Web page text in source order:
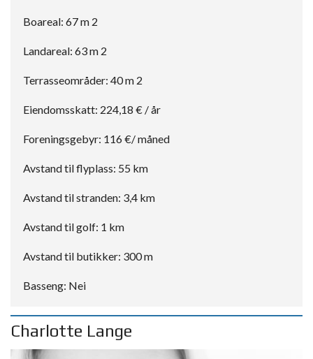
Boareal: 67 m 2
Landareal: 63 m 2
Terrasseområder: 40 m 2
Eiendomsskatt: 224,18 € / år
Foreningsgebyr: 116 €/ måned
Avstand til flyplass: 55 km
Avstand til stranden: 3,4 km
Avstand til golf: 1 km
Avstand til butikker: 300 m
Basseng: Nei
Charlotte Lange